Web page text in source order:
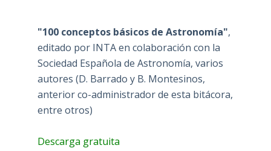
"100 conceptos básicos de Astronomía",
editado por INTA en colaboración con la
Sociedad Española de Astronomía, varios
autores (D. Barrado y B. Montesinos,
anterior co-administrador de esta bitácora,
entre otros)
Descarga gratuita